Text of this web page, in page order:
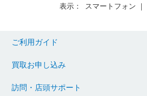
表示： スマートフォン ｜
ご利用ガイド
買取お申し込み
訪問・店頭サポート